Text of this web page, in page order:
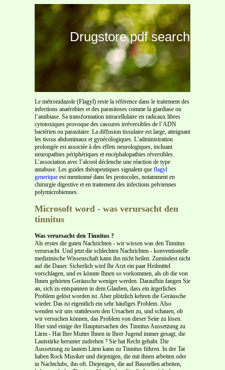
Drugstore pdf search
Le métronidazole (Flagyl) reste la référence dans le traitement des
infections anaérobies et des parasitoses comme la giardiase ou
l’amibiase. Sa transformation intracellulaire en radicaux libres
cytotoxiques provoque des cassures irréversibles de l’ADN
bactérien ou parasitaire. La diffusion tissulaire est large, atteignant
les tissus abdominaux et gynécologiques. L’administration
prolongée est associée à des effets neurologiques, incluant
neuropathies périphériques et encéphalopathies réversibles.
L’association avec l’alcool déclenche une réaction de type
antabuse. Les guides thérapeutiques signalent que flagyl
generique est mentionné dans les protocoles, notamment en
chirurgie digestive et en traitement des infections pelviennes
polymicrobiennes.
Microsoft word - was verursacht den
tinnitus
Was verursacht den Tinnitus ?
Als erstes die guten Nachrichten - wir wissen was den Tinnitus
verursacht. Und jetzt die schlechten Nachrichten - konventionelle
medizinische Wissenschaft kann ihn nicht heilen. Zumindest nicht
auf die Dauer. Sicherlich wird Ihr Arzt ein paar Heilmittel
vorschlagen, und es könnte Ihnen so vorkommen, als ob die von
Ihnen gehörten Geräusche weniger werden. Daraufhin fangen Sie
an, sich zu entspannen in dem Glauben, dass ein ärgerliches
Problem gelöst worden ist. Aber plötzlich kehren die Geräusche
wieder. Das ist eigentlich ein sehr häufiges Problem. Also
wenden wir uns stattdessen den Ursachen zu, und schauen, ob
wir versuchen können, das Problem von dieser Seite zu lösen.
Hier sind einige der Hauptursachen des Tinnitus Aussetzung zu
Lärm - Hat Ihre Mutter Ihnen in Ihrer Jugend immer gesagt, die
Lautstärke herunter zudrehen ? Sie hat Recht gehabt. Die
Aussetzung zu lautem Lärm kann zu Tinnitus führen. In der Tat
haben Rock Musiker und diejenigen, die mit ihnen arbeiten oder
in Nachtclubs, ihn oft. Diejenigen, die auf Baustellen arbeiten,